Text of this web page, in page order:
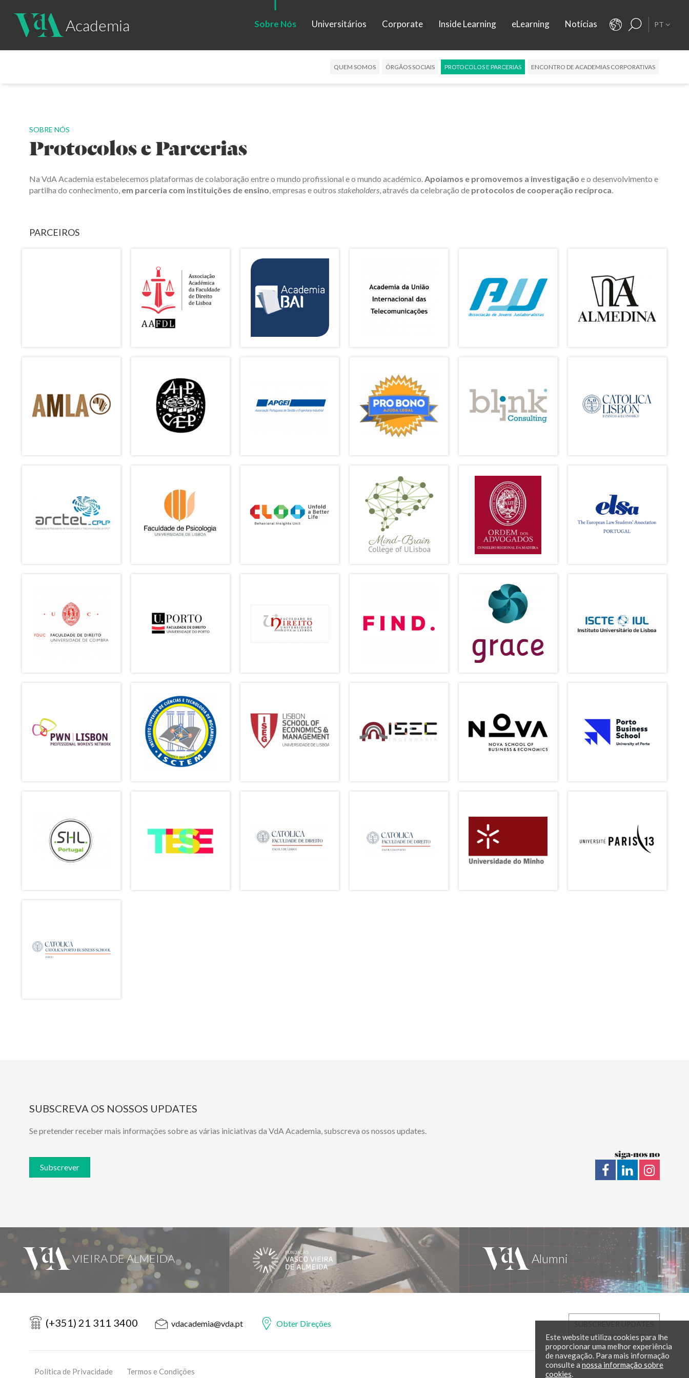
Academia Sobre Nós Universitários Corporate Inside Learning eLearning Notícias PT
QUEM SOMOS ÓRGÃOS SOCIAIS PROTOCOLOS E PARCERIAS ENCONTRO DE ACADEMIAS CORPORATIVAS
SOBRE NÓS
Protocolos e Parcerias
Na VdA Academia estabelecemos plataformas de colaboração entre o mundo profissional e o mundo académico. Apoiamos e promovemos a investigaçãoe o desenvolvimento e
partilha do conhecimento, em parceria com instituições de ensino , empresas e outros stakeholders , através da celebração de protocolos de cooperação recíproca
PARCEIROS
SUBSCREVA OS NOSSOS UPDATES
Se pretender receber mais informações sobre as várias iniciativas da VdA Academia, subscreva os nossos updates.
Subscrever
siga-nos no
(+351) 21 311 3400 vdacademia@vda.pt Obter Direções
Política de Privacidade Termos e Condições
Este website utiliza cookies para lhe
proporcionar uma melhor experiência
de navegação. Para mais informação
consulte a nossa informação sobre
cookies.